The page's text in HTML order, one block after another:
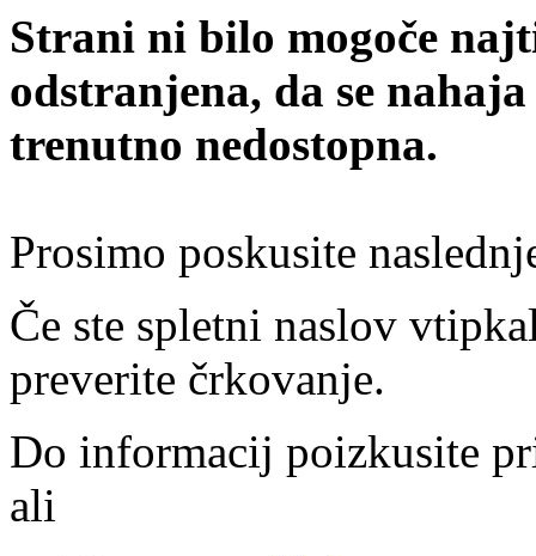
Strani ni bilo mogoče
odstranjena, da se
trenutno nedostopna.
Prosimo poskusite
Če ste spletni naslov
preverite črkovanje.
Do informacij poizkusite
ali